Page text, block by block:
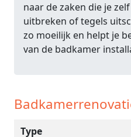
naar de zaken die je
uitbreken of tegels
zo moeilijk en helpt je
van de badkamer
Type